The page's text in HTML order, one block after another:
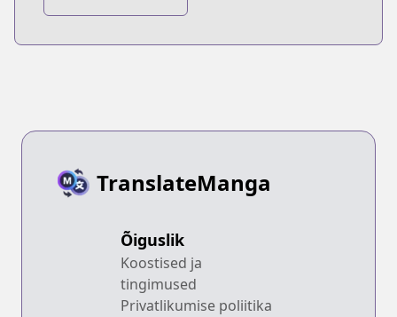
Beat!: Kyouko no
TranslateManga
Õiguslik
Koostised ja
tingimused
Privatlikumise poliitika